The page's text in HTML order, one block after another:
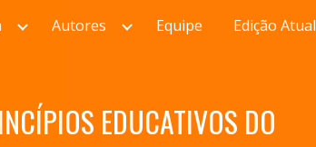
Skip to navigation
Autores Equipe Edição Atual
EDUCATIVOS DO